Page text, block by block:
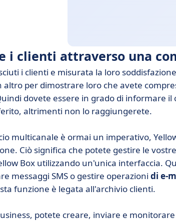
i clienti attraverso una
i clienti e misurata la loro
altro per dimostrare loro che avete
dovete essere in grado di informare
altrimenti non lo raggiungerete.
multicanale è ormai un imperativo,
Ciò significa che potete gestire le
Box utilizzando un'unica interfaccia.
messaggi SMS o gestire operazioni di e-
funzione è legata all'archivio clienti.
potete creare, inviare e